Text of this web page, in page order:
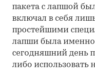
пакета с лапшой
включал в себя
простейшими
лапши была именно
сегодняшний день
либо использовать